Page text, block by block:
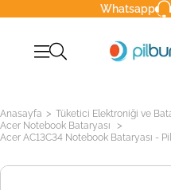
Whatsapp
Anasayfa > Tüketici Elektroniği ve
Acer Notebook Bataryası >
Acer AC13C34 Notebook Bataryası -